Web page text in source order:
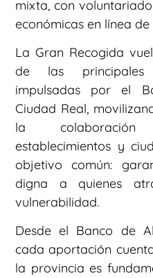
mixta, con
económicas en línea de
La Gran Recogida
de las principales
impulsadas por el
Ciudad Real,
la
establecimientos y
objetivo común:
digna a quienes
vulnerabilidad.
Desde el Banco de
cada aportación
la provincia es